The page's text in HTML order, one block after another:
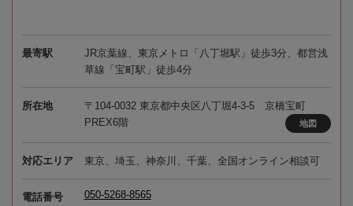
最寄駅
JR京葉線、東京メトロ「八丁堀駅」徒歩3分、都営浅
草線「宝町駅」徒歩4分
所在地
〒104-0032 東京都中央区八丁堀4-3-5 京橋宝町
PREX6階
地図
対応エリア 東京、埼玉、神奈川、千葉、全国オンライン相談可
電話番号 050-5268-8565